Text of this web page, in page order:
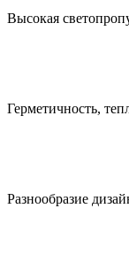
Высокая
Герметичность,
Разнообразие